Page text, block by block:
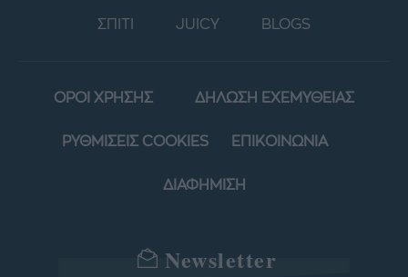
ΣΠΙΤΙ JUICY BLOGS
ΟΡΟΙ ΧΡΗΣΗΣ ΔΗΛΩΣΗ ΕΧΕΜΥΘΕΙΑΣ
ΡΥΘΜΙΣΕΙΣ COOKIES ΕΠΙΚΟΙΝΩΝΙΑ
ΔΙΑΦΗΜΙΣΗ
Newsletter